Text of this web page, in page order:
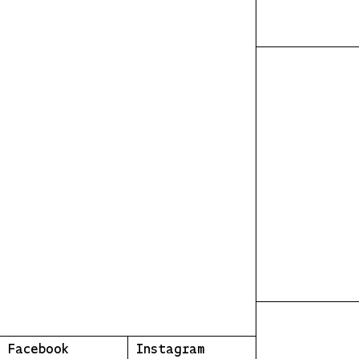
Facebook Instagram